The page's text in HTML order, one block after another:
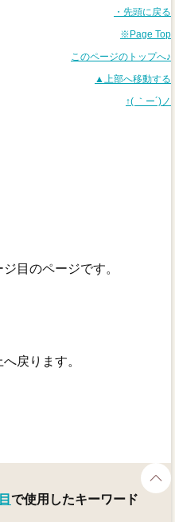
・先頭に戻る
※Page Top
このページのトップへ♪
▲上部へ移動する
↑( ｀ー´)ノ
目のページです。
戻ります。
で使用したキーワード